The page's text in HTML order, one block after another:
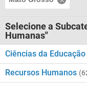
Selecione a
Humanas"
Ciências da Educação
Recursos Humanos